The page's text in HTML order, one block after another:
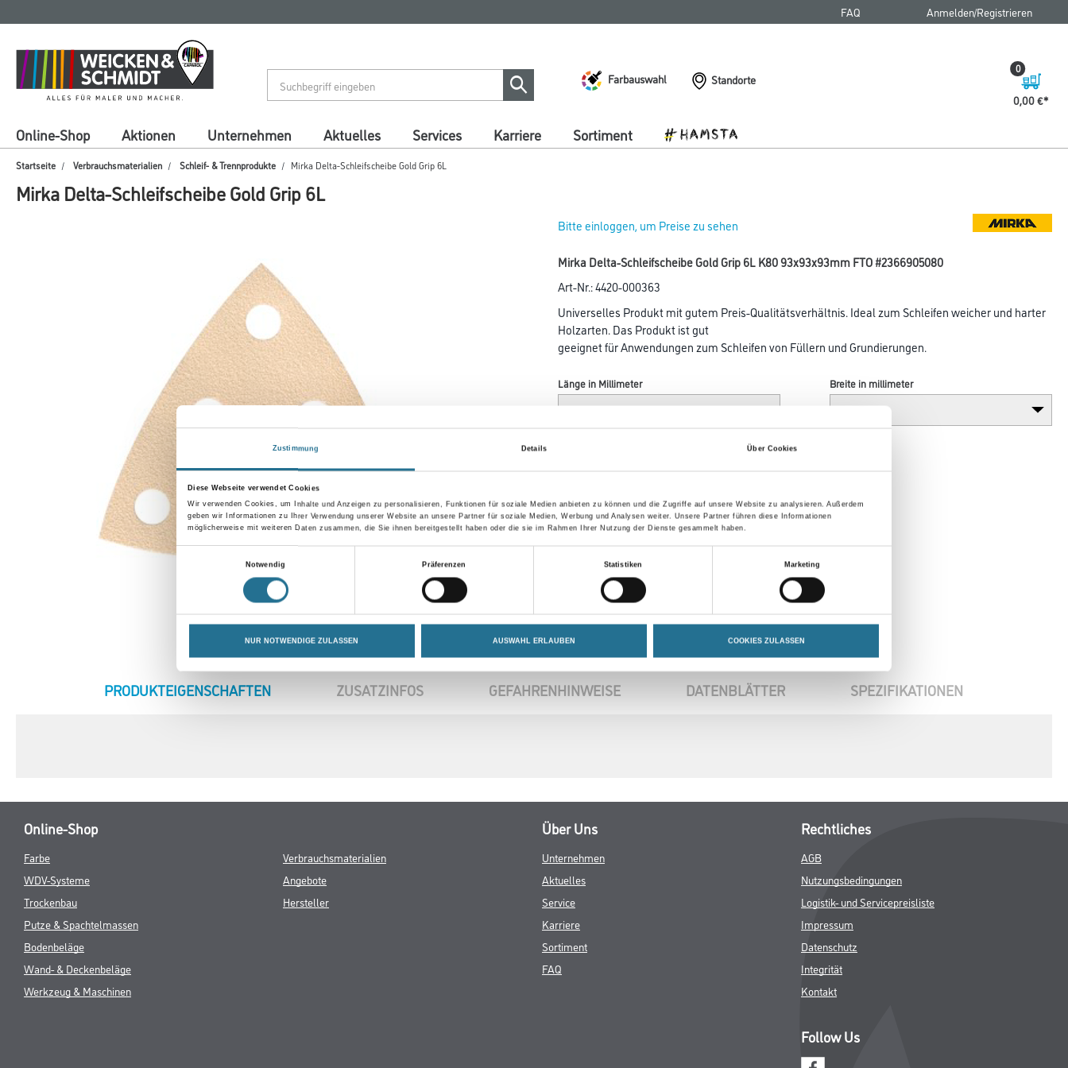
Zustimmung Details Über Cookies
Diese Webseite verwendet Cookies
Wir verwenden Cookies, um Inhalte und Anzeigen zu personalisieren, Funktionen für soziale Medien anbieten zu können und die Zugriffe auf unsere Website zu analysieren. Außerdem
geben wir Informationen zu Ihrer Verwendung unserer Website an unsere Partner für soziale Medien, Werbung und Analysen weiter. Unsere Partner führen diese Informationen
möglicherweise mit weiteren Daten zusammen, die Sie ihnen bereitgestellt haben oder die sie im Rahmen Ihrer Nutzung der Dienste gesammelt haben.
Einwilligungsauswahl
Notwendig
Präferenzen Statistiken Marketing
NUR NOTWENDIGE ZULASSEN AUSWAHL ERLAUBEN COOKIES ZULASSEN
springen
springen
FAQ Anmelden/Registrieren
Farbauswahl
Standorte
0,00 €
0
Online-Shop Aktionen Unternehmen Aktuelles Services Karriere Sortiment
Startseite Verbrauchsmaterialien Schleif- & Trennprodukte Mirka Delta-Schleifscheibe Gold Grip 6L
Mirka Delta-Schleifscheibe Gold Grip 6L
Bitte einloggen, um Preise zu sehen
Mirka Delta-Schleifscheibe Gold Grip 6L K80 93x93x93mm FTO #2366905080
Art-Nr.:4420-000363
Universelles Produkt mit gutem Preis-Qualitätsverhältnis. Ideal zum Schleifen weicher und harter
Holzarten. Das Produkt ist gut
geeignet für Anwendungen zum Schleifen von Füllern und Grundierungen.
Länge in Millimeter Breite in millimeter
Umrechnungsfaktoren
CURRENT
PRODUKTEIGENSCHAFTEN ZUSATZINFOS GEFAHRENHINWEISE DATENBLÄTTER SPEZIFIKATIONEN
Online-Shop
Farbe
WDV-Systeme
Trockenbau
Putze & Spachtelmassen
Bodenbeläge
Wand- & Deckenbeläge
Werkzeug & Maschinen
Verbrauchsmaterialien
Angebote
Hersteller
Über Uns
Unternehmen
Aktuelles
Service
Karriere
Sortiment
FAQ
Rechtliches
AGB
Nutzungsbedingungen
Logistik- und Servicepreisliste
Impressum
Datenschutz
Integrität
Kontakt
Follow Us